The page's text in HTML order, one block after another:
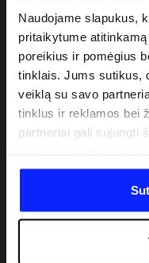
Naudojame slapukus,
pritaikytume
poreikius ir pomėgius
tinklais. Jums sutikus,
veiklą su savo
tinklus ir reklamos bei
partneriai gali sujungti
duomenimis, kuriuos
paslaugomis. Gavus
Jūsų asmeninę
analitinius tyrimus,